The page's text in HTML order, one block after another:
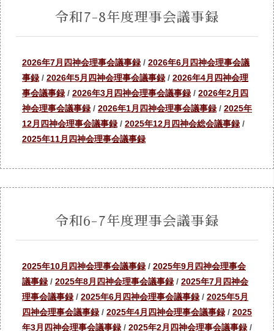
令和7-8年度理事会議事録
2026年7月四神会理事会議事録 / 2026年6月四神会理事会議
事録 / 2026年5月四神会理事会議事録 / 2026年4月四神会理
事会議事録 / 2026年3月四神会理事会議事録 / 2026年2月四
神会理事会議事録 / 2026年1月四神会理事会議事録 / 2025年
12月四神会理事会議事録 / 2025年12月四神会総会議事録 /
2025年11月四神会理事会議事録
令和6-7年度理事会議事録
2025年10月四神会理事会議事録 / 2025年9月四神会理事会
議事録 / 2025年8月四神会理事会議事録 / 2025年7月四神会
理事会議事録 / 2025年6月四神会理事会議事録 / 2025年5月
四神会理事会議事録 / 2025年4月四神会理事会議事録 / 2025
年3月四神会理事会議事録 / 2025年2月四神会理事会議事録 /